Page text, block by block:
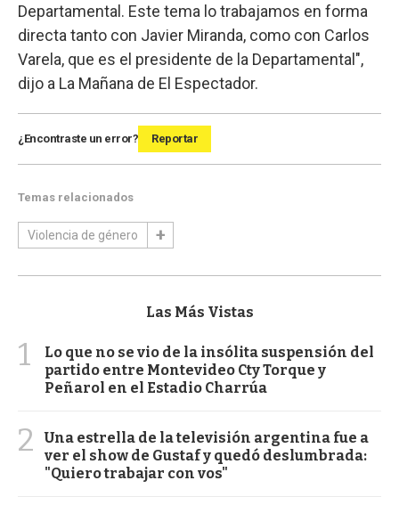
Departamental. Este tema lo trabajamos en forma
directa tanto con Javier Miranda, como con Carlos
Varela, que es el presidente de la Departamental",
dijo a La Mañana de El Espectador.
¿Encontraste un error? Reportar
Temas relacionados
Violencia de género
Las Más Vistas
1
Lo que no se vio de la insólita suspensión del
partido entre Montevideo Cty Torque y
Peñarol en el Estadio Charrúa
2
Una estrella de la televisión argentina fue a
ver el show de Gustaf y quedó deslumbrada:
"Quiero trabajar con vos"